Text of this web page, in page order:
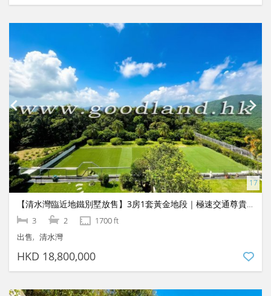
【清水灣臨近地鐵別墅放售】3房1套黃金地段｜極速交通尊貴大宅
3 2
1700 ft
出售
清水灣
HKD 18,800,000